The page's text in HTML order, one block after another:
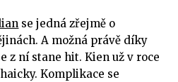
se jedná zřejmě o
A možná právě díky
z ní stane hit. Kien už v roce
Komplikace se